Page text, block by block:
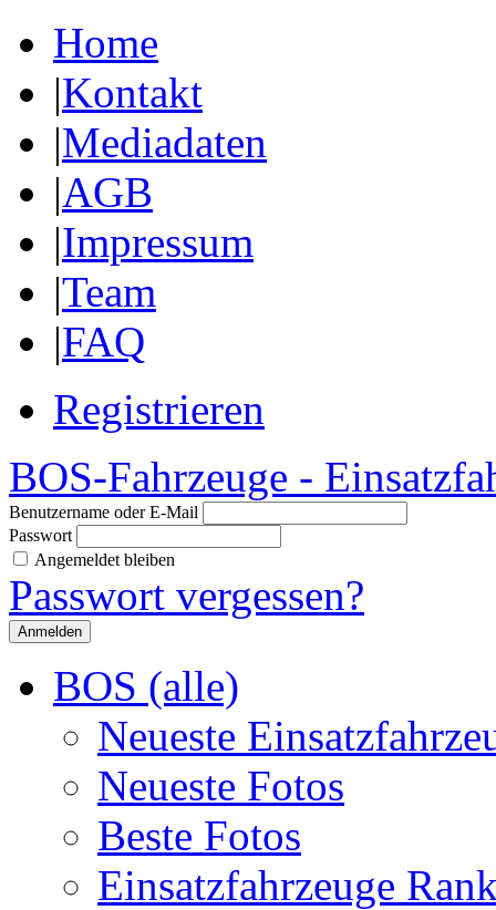
Home
|Kontakt
|Mediadaten
|AGB
|Impressum
|Team
|FAQ
Registrieren
BOS-Fahrzeuge -
Benutzername oder E-Mail
Passwort
Angemeldet bleiben
Passwort vergessen?
BOS (alle)
Neueste
Neueste Fotos
Beste Fotos
Einsatzfahrzeuge